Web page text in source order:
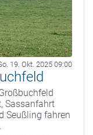
19. Okt. 2025 09:00
Sassanfahrt
Seußling fahren